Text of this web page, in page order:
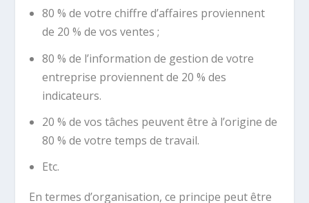
80 % de votre chiffre d’affaires proviennent
de 20 % de vos ventes ;
80 % de l’information de gestion de votre
entreprise proviennent de 20 % des
indicateurs.
20 % de vos tâches peuvent être à l’origine de
80 % de votre temps de travail.
Etc.
En termes d’organisation, ce principe peut être